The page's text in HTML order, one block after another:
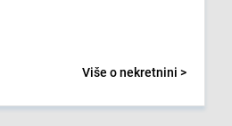
Više o nekretnini >